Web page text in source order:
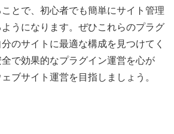
とで、初心者でも簡単にサイト管理
うになります。ぜひこれらのプラグ
のサイトに最適な構成を見つけてく
で効果的なプラグイン運営を心が
ブサイト運営を目指しましょう。